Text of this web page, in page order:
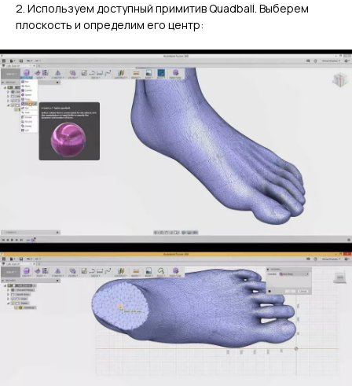
2. Используем доступный примитив Quadball. Выберем
плоскость и определим его центр: